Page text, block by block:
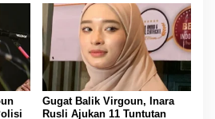
Gugat Balik Virgoun, Inara
Rusli Ajukan 11 Tuntutan